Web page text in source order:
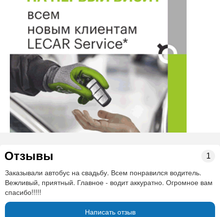
Отзывы 1
Заказывали автобус на свадьбу. Всем понравился водитель.
Вежливый, приятный. Главное - водит аккуратно. Огромное вам
спасибо!!!!!
Написать отзыв